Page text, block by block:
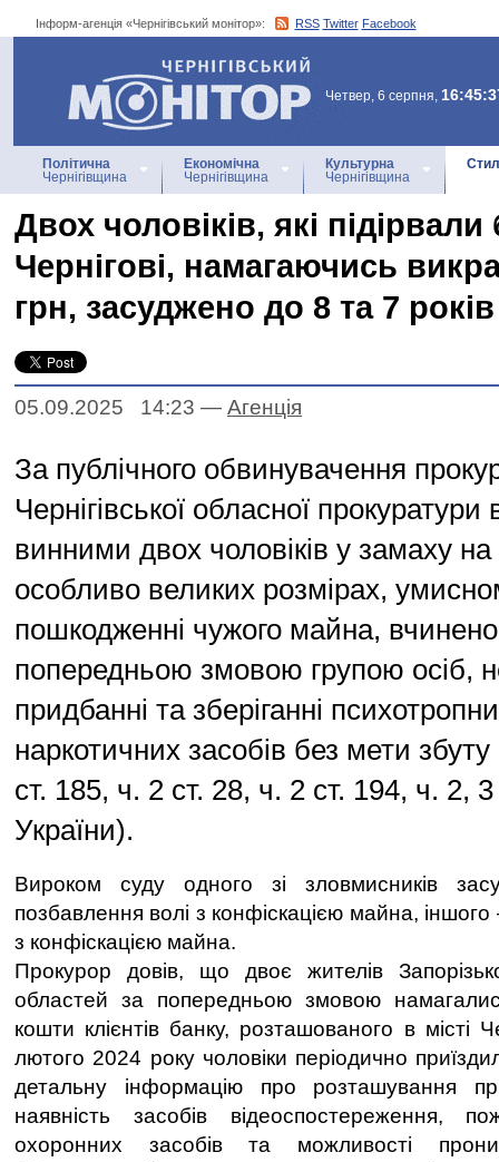
Інформ-агенція «Чернігівський монітор»: RSS Twitter Facebook
Інформ-агенція
«Чернігівський монітор»
Четвер, 6 серпня,
Політична
Чернігівщина
Економічна
Чернігівщина
Культурна
Чернігівщина
Двох чоловіків, які підірвали
Чернігові, намагаючись
грн, засуджено до 8 та 7
05.09.2025 14:23 — Агенцiя
За публічного обвинувачення
Чернігівської обласної прокуратури
винними двох чоловіків у замаху на
особливо великих розмірах,
пошкодженні чужого майна,
попередньою змовою групою осіб,
придбанні та зберіганні
наркотичних засобів без мети
ст. 185, ч. 2 ст. 28, ч. 2 ст. 194, ч. 2,
України).
Вироком суду одного зі зловмисників
позбавлення волі з конфіскацією майна, іншого
з конфіскацією майна.
Прокурор довів, що двоє жителів
областей за попередньою змовою
кошти клієнтів банку, розташованого в місті
лютого 2024 року чоловіки періодично
детальну інформацію про розташування
наявність засобів відеоспостереження,
охоронних засобів та можливості